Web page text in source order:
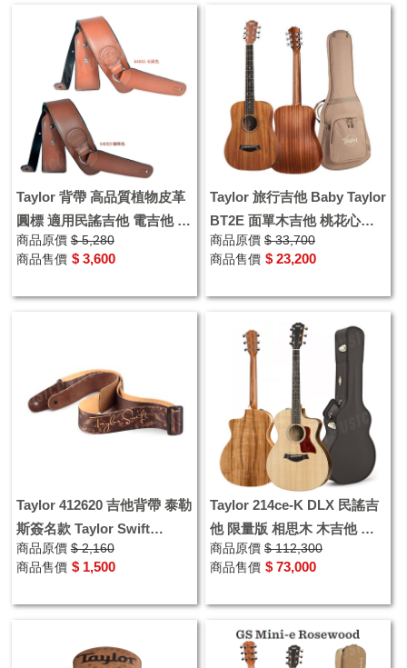
Taylor 背帶 高品質植物皮革
圓標 適用民謠吉他 電吉他 電
貝斯 64002 64003
商品原價 $ 5,280
商品售價 $ 3,600
Taylor 旅行吉他 Baby Taylor
BT2E 面單木吉他 桃花心木
可插電民謠吉他 BT2-e
商品原價 $ 33,700
商品售價 $ 23,200
Taylor 412620 吉他背帶 泰勒
斯簽名款 Taylor Swift
BROWN
商品原價 $ 2,160
商品售價 $ 1,500
Taylor 214ce-K DLX 民謠吉
他 限量版 相思木 木吉他 豪
華墨廠
商品原價 $ 112,300
商品售價 $ 73,000